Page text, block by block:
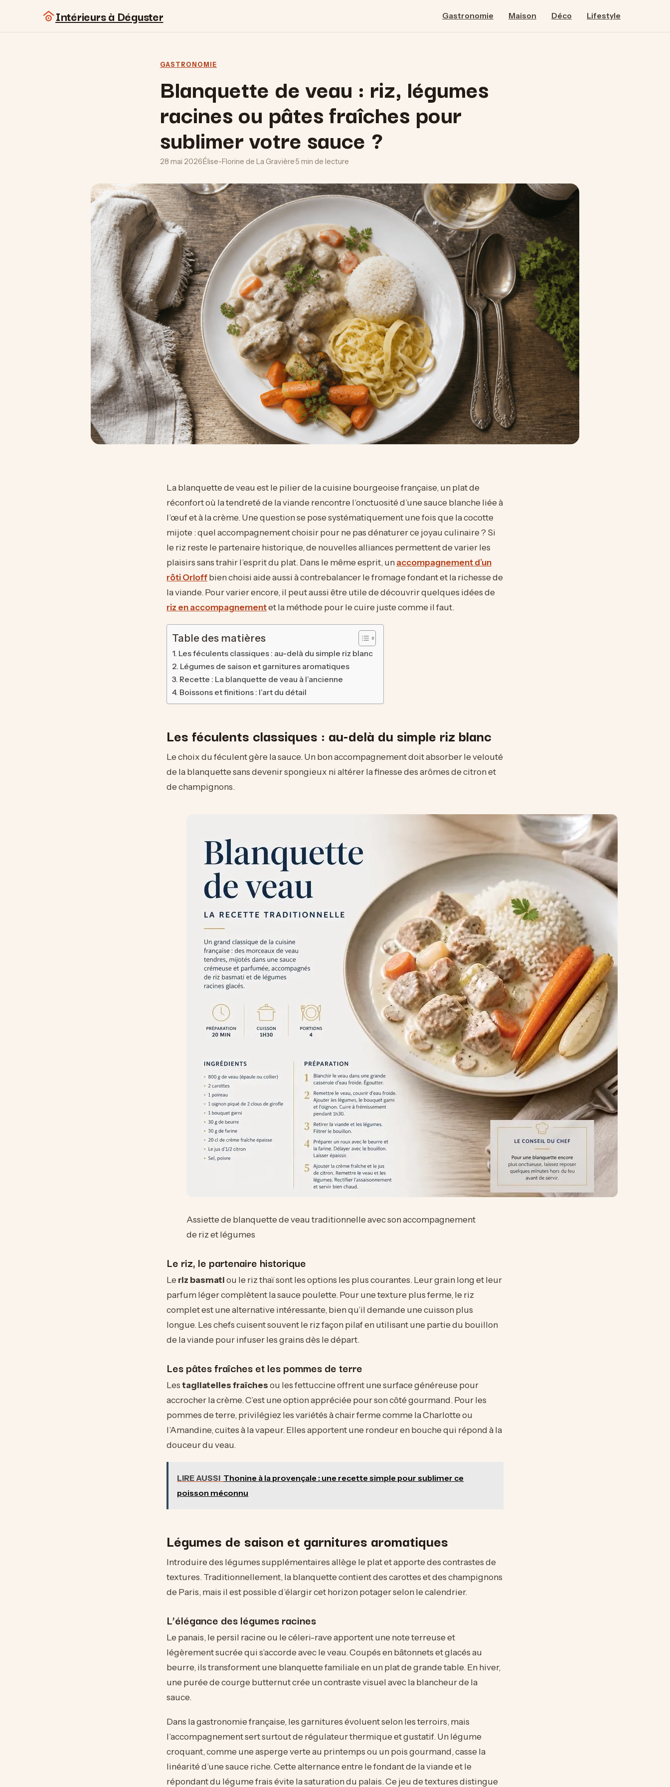
Intérieurs à Déguster Gastronomie Maison Déco Lifestyle
GASTRONOMIE
Blanquette de veau : riz, légumes
racines ou pâtes fraîches pour
sublimer votre sauce ?
28 mai 2026·Élise-Florine de La Gravière·5 min de lecture
La blanquette de veau est le pilier de la cuisine bourgeoise française, un plat de
réconfort où la tendreté de la viande rencontre l’onctuosité d’une sauce blanche liée à
l’œuf et à la crème. Une question se pose systématiquement une fois que la cocotte
mijote : quel accompagnement choisir pour ne pas dénaturer ce joyau culinaire ? Si
le riz reste le partenaire historique, de nouvelles alliances permettent de varier les
plaisirs sans trahir l’esprit du plat. Dans le même esprit, un accompagnement d’un
rôti Orloffbien choisi aide aussi à contrebalancer le fromage fondant et la richesse de
la viande. Pour varier encore, il peut aussi être utile de découvrir quelques idées de
riz en accompagnementet la méthode pour le cuire juste comme il faut.
Table des matières
Les féculents classiques : au-delà du simple riz blanc
Légumes de saison et garnitures aromatiques
Recette : La blanquette de veau à l’ancienne
Boissons et finitions : l’art du détail
Les féculents classiques : au-delà du simple riz blanc
Le choix du féculent gère la sauce. Un bon accompagnement doit absorber le velouté
de la blanquette sans devenir spongieux ni altérer la finesse des arômes de citron et
de champignons.
Assiette de blanquette de veau traditionnelle avec son accompagnement
de riz et légumes
Le riz, le partenaire historique
Le riz basmatiou le riz thaï sont les options les plus courantes. Leur grain long et leur
parfum léger complètent la sauce poulette. Pour une texture plus ferme, le riz
complet est une alternative intéressante, bien qu’il demande une cuisson plus
longue. Les chefs cuisent souvent le riz façon pilaf en utilisant une partie du bouillon
de la viande pour infuser les grains dès le départ.
Les pâtes fraîches et les pommes de terre
Lestagliatelles fraîchesou les fettuccine offrent une surface généreuse pour
accrocher la crème. C’est une option appréciée pour son côté gourmand. Pour les
pommes de terre, privilégiez les variétés à chair ferme comme la Charlotte ou
l’Amandine, cuites à la vapeur. Elles apportent une rondeur en bouche qui répond à la
douceur du veau.
LIRE AUSSI Thonine à la provençale : une recette simple pour sublimer ce
poisson méconnu
Légumes de saison et garnitures aromatiques
Introduire des légumes supplémentaires allège le plat et apporte des contrastes de
textures. Traditionnellement, la blanquette contient des carottes et des champignons
de Paris, mais il est possible d’élargir cet horizon potager selon le calendrier.
L’élégance des légumes racines
Le panais, le persil racine ou le céleri-rave apportent une note terreuse et
légèrement sucrée qui s’accorde avec le veau. Coupés en bâtonnets et glacés au
beurre, ils transforment une blanquette familiale en un plat de grande table. En hiver,
une purée de courge butternut crée un contraste visuel avec la blancheur de la
sauce.
Dans la gastronomie française, les garnitures évoluent selon les terroirs, mais
l’accompagnement sert surtout de régulateur thermique et gustatif. Un légume
croquant, comme une asperge verte au printemps ou un pois gourmand, casse la
linéarité d’une sauce riche. Cette alternance entre le fondant de la viande et le
répondant du légume frais évite la saturation du palais. Ce jeu de textures distingue